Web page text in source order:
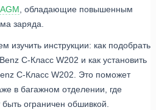
, обладающие повышенным
заряда.
изучить инструкции: как подобрать
C-Класс W202 и как установить
C-Класс W202. Это поможет
в багажном отделении, где
ограничен обшивкой.